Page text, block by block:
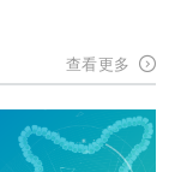
查看更多